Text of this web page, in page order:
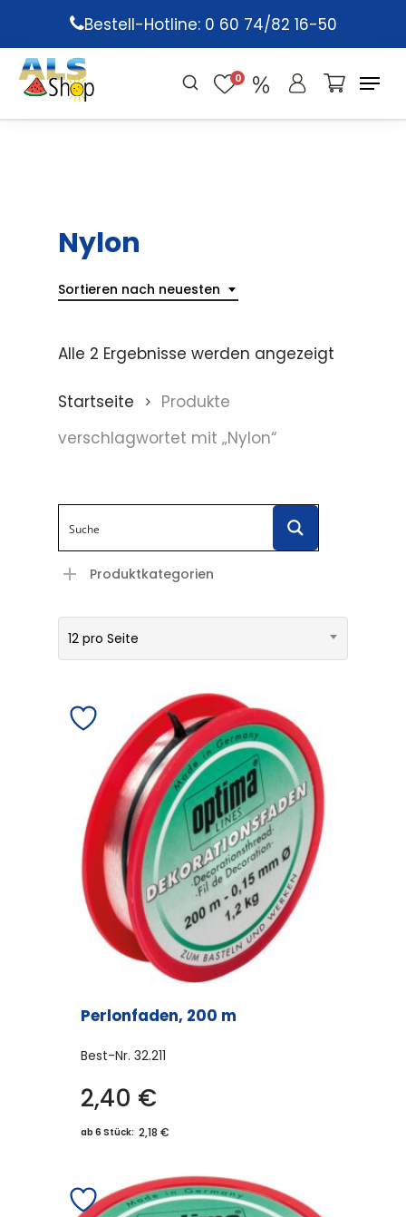
main
content
Bestell-Hotline: 0 60 74/82 16-50
0
Nylon
Sortieren nach neuesten
Alle 2 Ergebnisse werden angezeigt
Startseite
Produkte
verschlagwortet mit „Nylon“
Produktkategorien
12 pro Seite
Perlonfaden, 200 m
Best-Nr. 32.211
2,40 €
ab 6 Stück: 2,18 €